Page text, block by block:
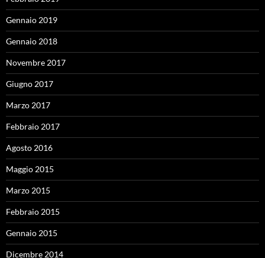
Gennaio 2019
Gennaio 2018
Novembre 2017
Giugno 2017
Marzo 2017
Febbraio 2017
Agosto 2016
Maggio 2015
Marzo 2015
Febbraio 2015
Gennaio 2015
Dicembre 2014